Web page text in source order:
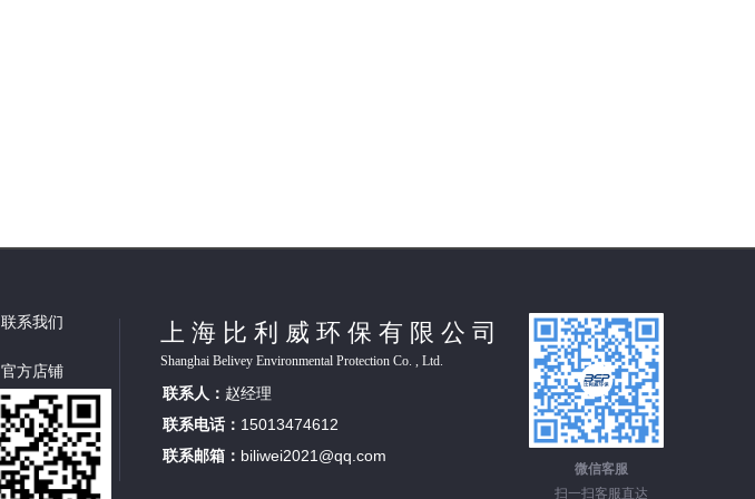
微信客服
扫一扫客服直达
联系我们
联系人： 赵经理
联系电话： 15013474612
联系邮箱： biliwei2021@qq.com
上海比利威环保有限公司
Shanghai Belivey Environmental Protection Co. , Ltd.
官方店铺